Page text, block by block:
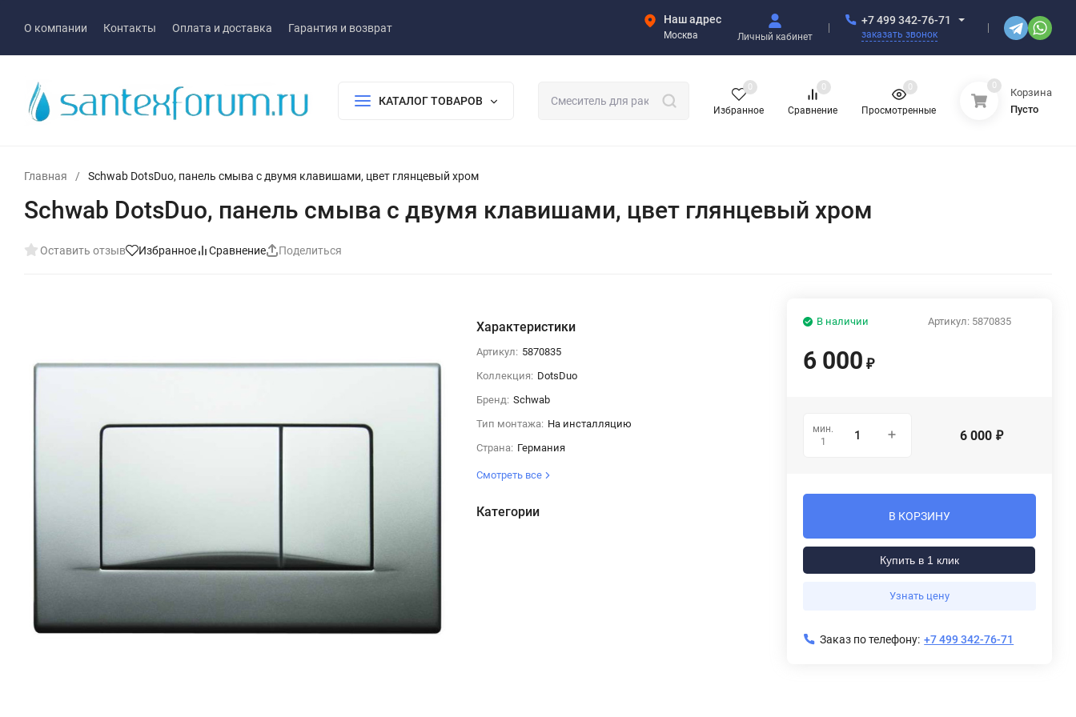
О компании Контакты Оплата и доставка Гарантия и возврат
Наш адрес
Москва Личный кабинет
+7 499 342-76-71
заказать звонок
КАТАЛОГ ТОВАРОВ
Избранное
0
Сравнение
0
Просмотренные
0 0
Корзина
Пусто
Главная / Schwab DotsDuo, панель смыва с двумя клавишами, цвет глянцевый хром
Schwab DotsDuo, панель смыва с двумя клавишами, цвет глянцевый хром
Оставить отзыв Избранное Сравнение Поделиться
Характеристики
Артикул: 5870835
Коллекция: DotsDuo
Бренд: Schwab
Тип монтажа: На инсталляцию
Страна: Германия
Смотреть все
Категории
Артикул: 5870835
В наличии
6 000 ₽
мин.
1
6 000 ₽
В КОРЗИНУ
Купить в 1 клик
Узнать цену
Заказ по телефону: +7 499 342-76-71